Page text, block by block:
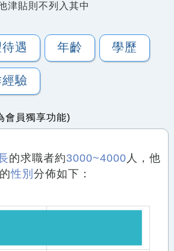
津貼則不列入其中
遇 年齡 學歷
驗
會員獨享功能)
的求職者約3000~4000 人，他
性別 分佈如下：